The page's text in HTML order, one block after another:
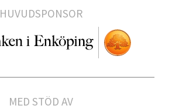
HUVUDSPONSOR
MED STÖD AV